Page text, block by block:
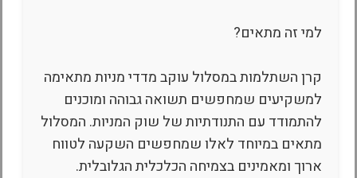
למי זה מתאים?
קרן השתלמות במסלול עוקב מדדי מניות מתאימה
למשקיעים שמחפשים תשואה גבוהה ומוכנים
להתמודד עם התנודתיות של שוק המניות. המסלול
מתאים במיוחד לאלו שמחפשים השקעה לטווח
ארוך ומאמינים בצמיחה הכלכלית הגלובלית.